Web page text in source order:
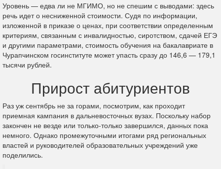
Уровень — едва ли не МГИМО, но не спешим с выводами: здесь
речь идет о несниженной стоимости. Судя по информации,
изложенной в приказе о ценах, при соответствии определенным
критериям, связанным с инвалидностью, сиротством, сдачей ЕГЭ
и другими параметрами, стоимость обучения на бакалавриате в
Чурапчинском госинституте может упасть сразу до 146,6 — 179,1
тысячи рублей.
Прирост абитуриентов
Раз уж сентябрь не за горами, посмотрим, как проходит
приемная кампания в дальневосточных вузах. Поскольку набор
закончен не везде или только-только завершился, данных пока
немного. Однако промежуточными итогами ряд региональных
властей и руководителей образовательных учреждений уже
поделились.